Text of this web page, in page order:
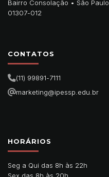
Bairro Consolação • São Paulo
01307-012
CONTATOS
(11) 99891-7111
marketing@ipessp.edu.br
HORÁRIOS
Seg a Qui das 8h às 22h